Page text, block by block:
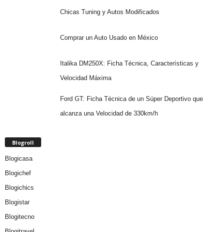
Chicas Tuning y Autos Modificados
Comprar un Auto Usado en México
Italika DM250X: Ficha Técnica, Características y
Velocidad Máxima
Ford GT: Ficha Técnica de un Súper Deportivo que
alcanza una Velocidad de 330km/h
Blogroll
Blogicasa
Blogichef
Blogichics
Blogistar
Blogitecno